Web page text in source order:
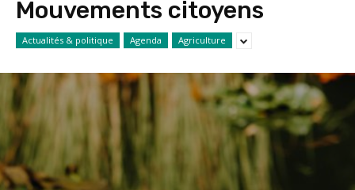
Mouvements citoyens
Actualités & politique Agenda Agriculture